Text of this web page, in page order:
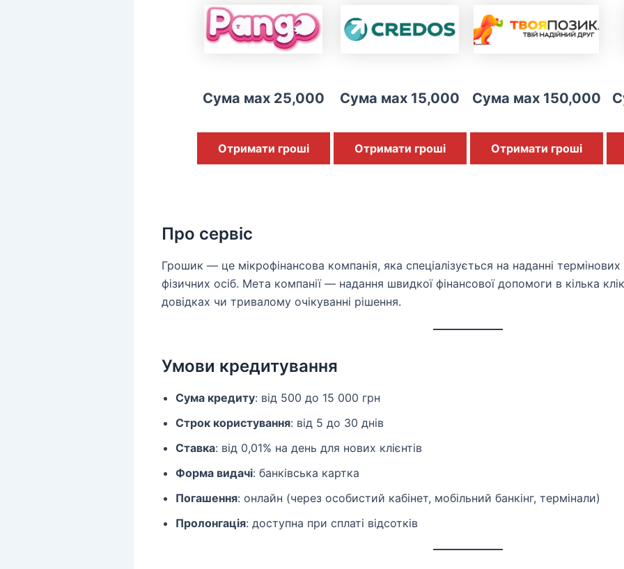
Сума мах 25,000
Отримати гроші
Сума мах 15,000
Отримати гроші
Сума мах 150,000
Отримати гроші
Про сервіс
Грошик — це мікрофінансова компанія, яка спеціалізується на наданні
фізичних осіб. Мета компанії — надання швидкої фінансової допомоги в кілька
довідках чи тривалому очікуванні рішення.
Умови кредитування
Сума кредиту: від 500 до 15 000 грн
Строк користування: від 5 до 30 днів
Ставка: від 0,01% на день для нових клієнтів
Форма видачі: банківська картка
Погашення: онлайн (через особистий кабінет, мобільний банкінг, термінали)
Пролонгація: доступна при сплаті відсотків